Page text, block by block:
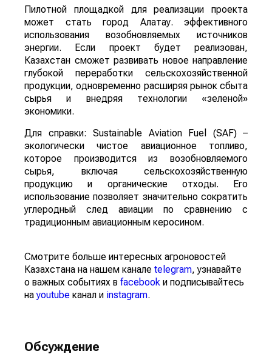
Пилотной площадкой для реализации проекта
может стать город Алатау. эффективного
использования возобновляемых источников
энергии. Если проект будет реализован,
Казахстан сможет развивать новое направление
глубокой переработки сельскохозяйственной
продукции, одновременно расширяя рынок сбыта
сырья и внедряя технологии «зеленой»
экономики.
Для справки: Sustainable Aviation Fuel (SAF) –
экологически чистое авиационное топливо,
которое производится из возобновляемого
сырья, включая сельскохозяйственную
продукцию и органические отходы. Его
использование позволяет значительно сократить
углеродный след авиации по сравнению с
традиционным авиационным керосином.
Смотрите больше интересных агроновостей
Казахстана на нашем канале telegram, узнавайте
о важных событиях в facebook и подписывайтесь
наyoutube канал и instagram.
Обсуждение